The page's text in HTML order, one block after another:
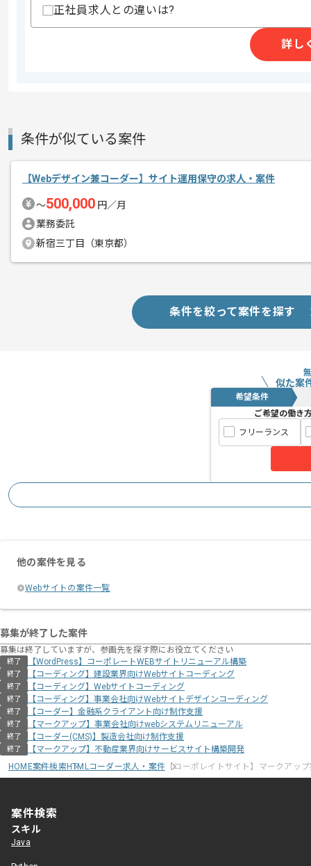
精算・お支払い
精算基準時間
作業開始日
エージェントからのコ
メント
正社員求人との違いは?
詳し
条件が似ている案件
【Webデザイン兼コーダー】サイト運用保守の求人・案件
〜500,000 円／月
業務委託
新宿三丁目（東京都）
条件を絞って案件を探す
似た案
希望条件
ご希望の働き
フリーランス
他の案件を見る
Webサイトの案件一覧
募集が終了した案件
募集は終了していますが、参画先を探す際にお役立てください
終了 【WordPress】コーポレートWEBサイトリニューアル構築
終了 【コーディング】建設業界向けWebサイトコーディング
終了 【コーディング】Webサイトコーディング
終了 【コーディング】事業会社向けWebサイトデザインコーディング
終了 【コーダー】金融系クライアント向け制作支援
終了 【マークアップ】事業会社向けwebシステムリニューアル
終了 【コーダー(CMS)】製造会社向け制作支援
終了
【マークアップ】不動産業界向けサービスサイト構築開発
HOME案件検索HTMLコーダー求人・案件 【コーポレイトサイト】マークアッ
案件検索
スキル
Java